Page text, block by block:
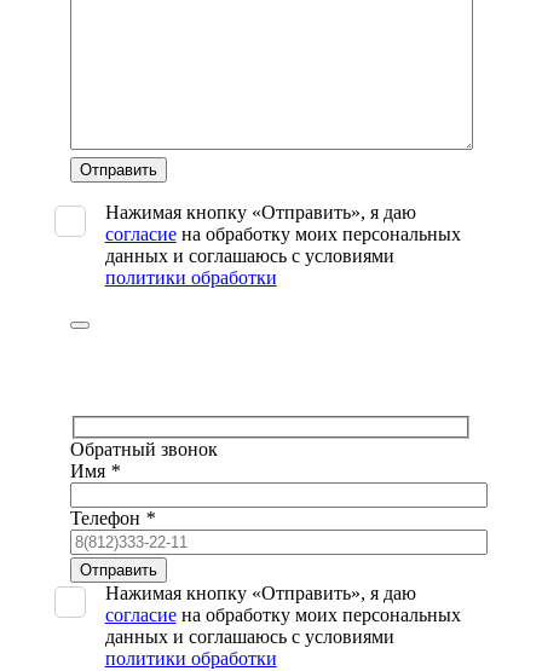
Оставьте
это
поле
пустым.
Нажимая кнопку «Отправить», я даю
согласиена обработку моих персональных
данных и соглашаюсь с условиями
политики обработки
Обратный звонок
Имя *
Телефон *
Оставьте
это
поле
пустым.
Нажимая кнопку «Отправить», я даю
согласиена обработку моих персональных
данных и соглашаюсь с условиями
политики обработки